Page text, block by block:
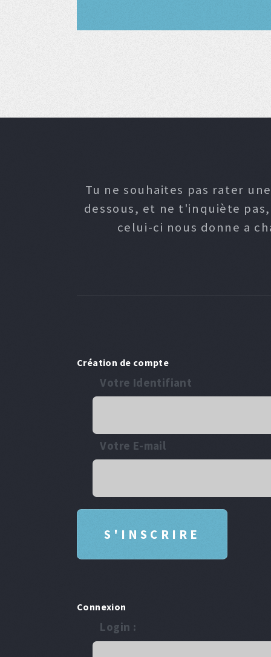
Tu ne souhaites pas rater
dessous, et ne t'inquiète
celui-ci nous donne a
Création de compte
Votre Identifiant
Votre E-mail
Connexion
Login :